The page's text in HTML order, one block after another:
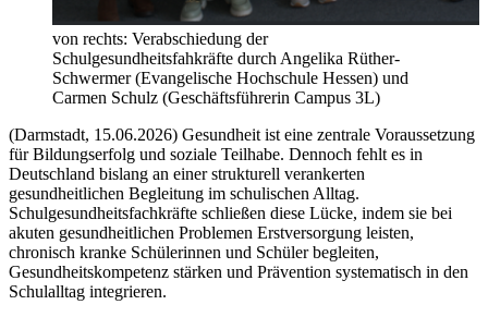
von rechts: Verabschiedung der
Schulgesundheitsfahkräfte durch Angelika Rüther-
Schwermer (Evangelische Hochschule Hessen) und
Carmen Schulz (Geschäftsführerin Campus 3L)
(Darmstadt, 15.06.2026) Gesundheit ist eine zentrale Voraussetzung
für Bildungserfolg und soziale Teilhabe. Dennoch fehlt es in
Deutschland bislang an einer strukturell verankerten
gesundheitlichen Begleitung im schulischen Alltag.
Schulgesundheitsfachkräfte schließen diese Lücke, indem sie bei
akuten gesundheitlichen Problemen Erstversorgung leisten,
chronisch kranke Schülerinnen und Schüler begleiten,
Gesundheitskompetenz stärken und Prävention systematisch in den
Schulalltag integrieren.